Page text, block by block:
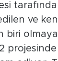
ve
biri
projesinde